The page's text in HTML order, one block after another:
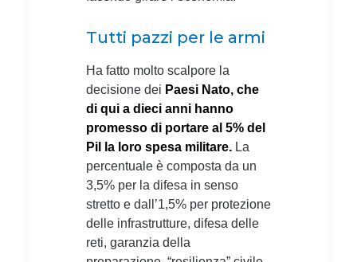
Tutti pazzi per le armi
Ha fatto molto scalpore la
decisione dei Paesi Nato, che
di qui a dieci anni hanno
promesso di portare al 5% del
Pil la loro spesa militare. La
percentuale è composta da un
3,5% per la difesa in senso
stretto e dall’1,5% per protezione
delle infrastrutture, difesa delle
reti, garanzia della